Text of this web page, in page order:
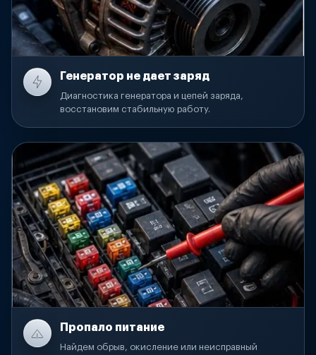
Генератор не дает заряд
Диагностика генератора и цепей заряда,
восстановим стабильную работу.
Пропало питание
Найдем обрыв, окисление или неисправный